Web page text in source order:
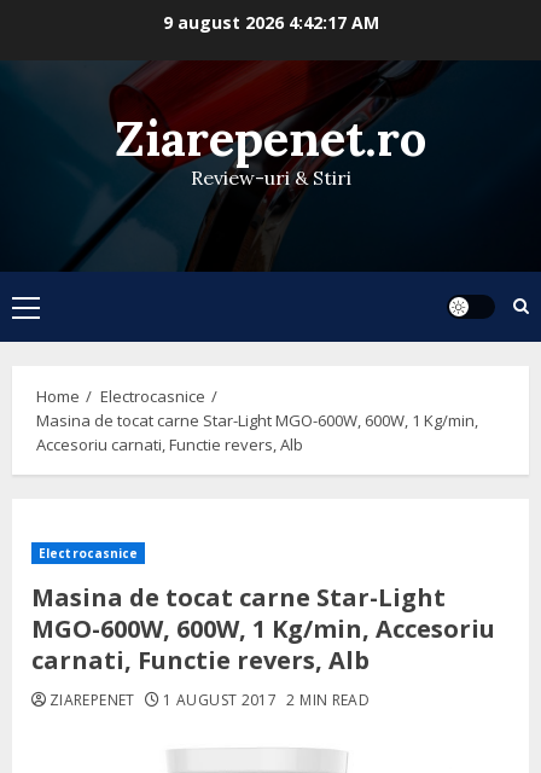
9 august 2026 4:42:17 AM
Ziarepenet.ro
Review-uri & Stiri
Primary
Menu
Home
Electrocasnice
Masina de tocat carne Star-Light MGO-600W, 600W, 1 Kg/min,
Accesoriu carnati, Functie revers, Alb
Electrocasnice
Masina de tocat carne Star-Light
MGO-600W, 600W, 1 Kg/min, Accesoriu
carnati, Functie revers, Alb
ZIAREPENET 1 AUGUST 2017 2 MIN READ